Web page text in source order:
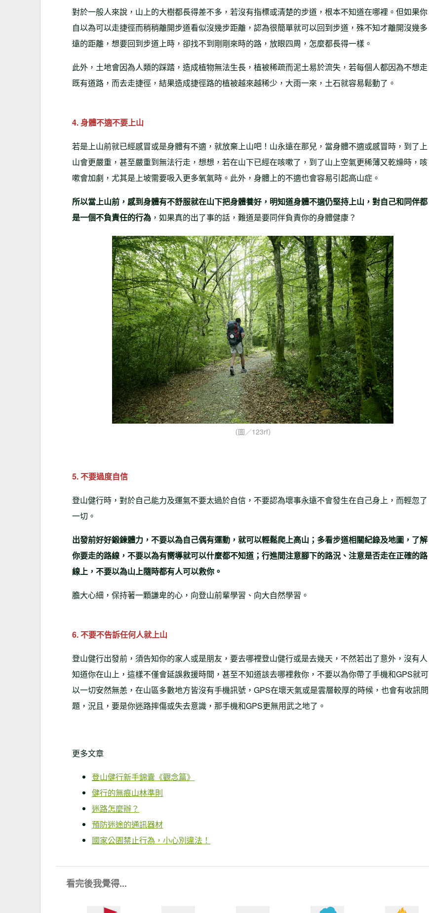
對於一般人來說，山上的大樹都長得差不多，若沒有指標或清楚的步道，根本不知道在哪裡。但如果你
自以為可以走捷徑而稍稍離開步道看似沒幾步距離，認為很簡單就可以回到步道，殊不知才離開沒幾多
遠的距離，想要回到步道上時，卻找不到剛剛來時的路，放眼四周，怎麼都長得一樣。
此外，土地會因為人類的踩踏，造成植物無法生長，植被稀疏而泥土易於流失，若每個人都因為不想走
既有道路，而去走捷徑，結果造成捷徑路的植被越來越稀少，大雨一來，土石就容易鬆動了。
4. 身體不適不要上山
若是上山前就已經感冒或是身體有不適，就放棄上山吧！山永遠在那兒，當身體不適或感冒時，到了上
山會更嚴重，甚至嚴重到無法行走，想想，若在山下已經在咳嗽了，到了山上空氣更稀薄又乾燥時，咳
嗽會加劇，尤其是上坡需要吸入更多氧氣時。此外，身體上的不適也會容易引起高山症。
所以當上山前，感到身體有不舒服就在山下把身體養好，明知道身體不適仍堅持上山，對自己和同伴都
是一個不負責任的行為 ，如果真的出了事的話，難道是要同伴負責你的身體健康？
（圖／123rf）
5. 不要過度自信
登山健行時，對於自己能力及運氣不要太過於自信，不要認為壞事永遠不會發生在自己身上，而輕忽了
一切。
出發前好好鍛鍊體力，不要以為自己偶有運動，就可以輕鬆爬上高山；多看步道相關紀錄及地圖，了解
你要走的路線，不要以為有嚮導就可以什麼都不知道；行進間注意腳下的路況、注意是否走在正確的路
線上，不要以為山上隨時都有人可以救你。
膽大心細，保持著一顆謙卑的心，向登山前輩學習、向大自然學習。
6. 不要不告訴任何人就上山
登山健行出發前，須告知你的家人或是朋友，要去哪裡登山健行或是去幾天，不然若出了意外，沒有人
知道你在山上，這樣不僅會延誤救援時間，甚至不知道該去哪裡救你，不要以為你帶了手機和GPS就可
以一切安然無恙，在山區多數地方皆沒有手機訊號，GPS在壞天氣或是雲層較厚的時候，也會有收訊問
題，況且，要是你迷路摔傷或失去意識，那手機和GPS更無用武之地了。
更多文章
登山健行新手錦囊《觀念篇》
健行的無痕山林準則
迷路怎麼辦？
預防迷途的通訊器材
國家公園禁止行為，小心別違法！
看完後我覺得...